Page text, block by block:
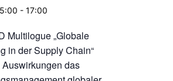
- 17:00
Multilogue „Globale
in der Supply Chain“
das